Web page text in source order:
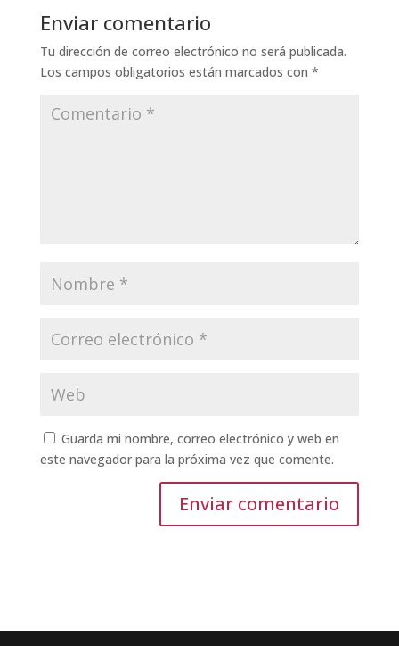
Enviar comentario
Tu dirección de correo electrónico no será publicada.
Los campos obligatorios están marcados con *
Guarda mi nombre, correo electrónico y web en
este navegador para la próxima vez que comente.